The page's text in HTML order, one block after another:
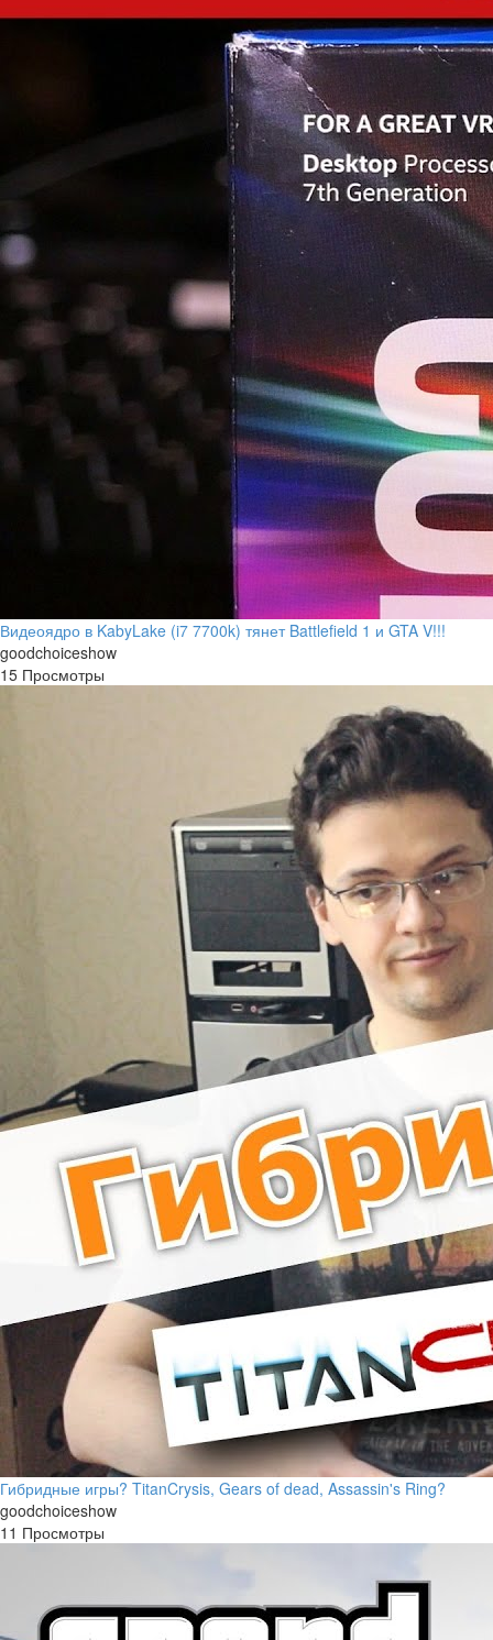
Видеоядро в KabyLake (i7 7700k) тянет Battlefield 1 и GTA V!!!
goodchoiceshow
15 Просмотры
Гибридные игры? TitanCrysis, Gears of dead, Assassin's Ring?
goodchoiceshow
11 Просмотры